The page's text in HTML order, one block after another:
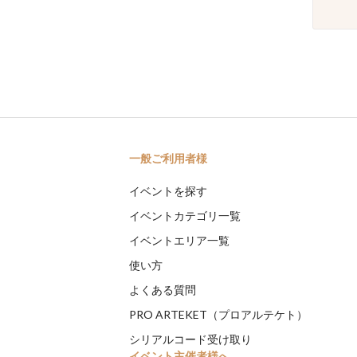
一般ご利用者様
イベントを探す
イベントカテゴリ一覧
イベントエリア一覧
使い方
よくある質問
PRO ARTEKET（プロアルテケト）
シリアルコード受け取り